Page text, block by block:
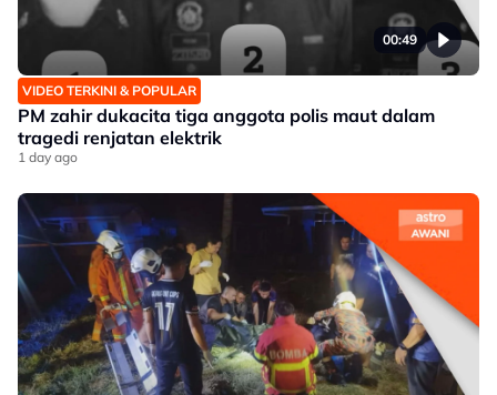
00:49
VIDEO TERKINI & POPULAR
PM zahir dukacita tiga anggota polis maut dalam
tragedi renjatan elektrik
1 day ago